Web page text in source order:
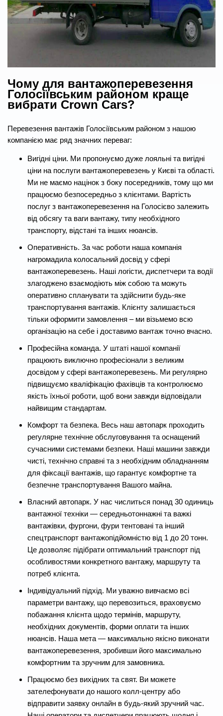
Чому для вантажоперевезення
Голосіївським районом краще
вибрати Crown Cars?
Перевезення вантажів Голосіївським районом з нашою
компанією має ряд значних переваг:
Вигідні ціни. Ми пропонуємо дуже лояльні та вигідні
ціни на послуги вантажоперевезень у Києві та області.
Ми не маємо націнок з боку посередників, тому що ми
працюємо безпосередньо з клієнтами. Вартість
послуг з вантажоперевезення на Голосієво залежить
від обсягу та ваги вантажу, типу необхідного
транспорту, відстані та інших нюансів.
Оперативність. За час роботи наша компанія
нагромадила колосальний досвід у сфері
вантажоперевезень. Наші логісти, диспетчери та водії
злагоджено взаємодіють між собою та можуть
оперативно спланувати та здійснити будь-яке
транспортування вантажів. Клієнту залишається
тільки оформити замовлення – ми візьмемо всю
організацію на себе і доставимо вантаж точно вчасно.
Професійна команда. У штаті нашої компанії
працюють виключно професіонали з великим
досвідом у сфері вантажоперевезень. Ми регулярно
підвищуємо кваліфікацію фахівців та контролюємо
якість їхньої роботи, щоб вони завжди відповідали
найвищим стандартам.
Комфорт та безпека. Весь наш автопарк проходить
регулярне технічне обслуговування та оснащений
сучасними системами безпеки. Наші машини завжди
чисті, технічно справні та з необхідним обладнанням
для фіксації вантажів, що гарантує комфортне та
безпечне транспортування Вашого майна.
Власний автопарк. У нас числиться понад 30 одиниць
вантажної техніки — середньотоннажні та важкі
вантажівки, фургони, фури тентовані та інший
спецтранспорт вантажопідйомністю від 1 до 20 тонн.
Це дозволяє підібрати оптимальний транспорт під
особливостями конкретного вантажу, маршруту та
потреб клієнта.
Індивідуальний підхід. Ми уважно вивчаємо всі
параметри вантажу, що перевозиться, враховуємо
побажання клієнта щодо термінів, маршруту,
необхідних документів, форми оплати та інших
нюансів. Наша мета — максимально якісно виконати
вантажоперевезення, зробивши його максимально
комфортним та зручним для замовника.
Працюємо без вихідних та свят. Ви можете
зателефонувати до нашого колл-центру або
відправити заявку онлайн в будь-який зручний час.